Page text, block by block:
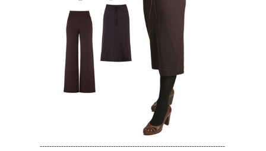
------------------------------------------------------------------------------